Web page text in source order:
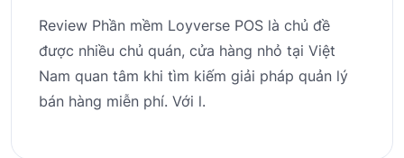
Review Phần mềm Loyverse POS là chủ đề
được nhiều chủ quán, cửa hàng nhỏ tại Việt
Nam quan tâm khi tìm kiếm giải pháp quản lý
bán hàng miễn phí. Với l.